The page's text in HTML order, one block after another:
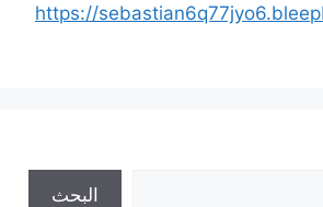
https://
البحث